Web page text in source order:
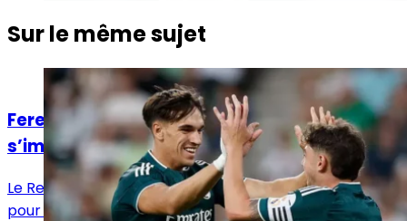
Sur le même sujet
Actualités
Ferencváros - Real Madrid : La Casa Blanca
s’impose mais laisse encore des doutes
Le Real Madrid s’est imposé 2-1 face à Ferencváros
pour son deuxième match de préparation. Une victoire